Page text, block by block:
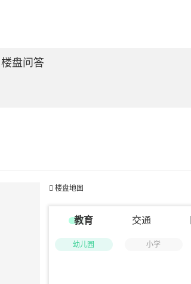
楼盘问答
 楼盘地图
教育 交通
幼儿园 小学